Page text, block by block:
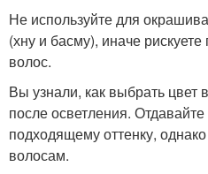
Не используйте для
(хну и басму), иначе
волос.
Вы узнали, как выбрать цвет
после осветления.
подходящему оттенку,
волосам.